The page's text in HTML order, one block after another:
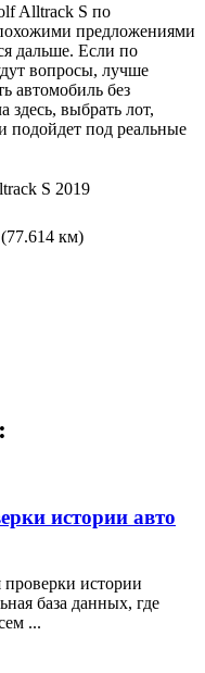
Alltrack S по
предложениями
дальше. Если по
вопросы, лучше
автомобиль без
здесь, выбрать лот,
подойдет под реальные
S 2019
км)
истории авто
истории
база данных, где
...